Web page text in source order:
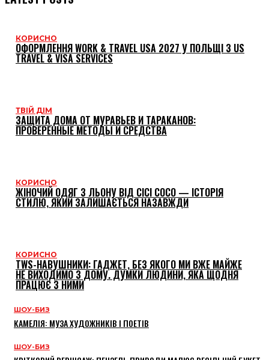
КОРИСНО
ОФОРМЛЕННЯ WORK & TRAVEL USA 2027 У ПОЛЬЩІ З US
TRAVEL & VISA SERVICES
ТВІЙ ДІМ
ЗАЩИТА ДОМА ОТ МУРАВЬЕВ И ТАРАКАНОВ:
ПРОВЕРЕННЫЕ МЕТОДЫ И СРЕДСТВА
КОРИСНО
ЖІНОЧИЙ ОДЯГ З ЛЬОНУ ВІД CICI COCO — ІСТОРІЯ
СТИЛЮ, ЯКИЙ ЗАЛИШАЄТЬСЯ НАЗАВЖДИ
КОРИСНО
TWS-НАВУШНИКИ: ГАДЖЕТ, БЕЗ ЯКОГО МИ ВЖЕ МАЙЖЕ
НЕ ВИХОДИМО З ДОМУ. ДУМКИ ЛЮДИНИ, ЯКА ЩОДНЯ
ПРАЦЮЄ З НИМИ
ШОУ-БИЗ
КАМЕЛІЯ: МУЗА ХУДОЖНИКІВ І ПОЕТІВ
ШОУ-БИЗ